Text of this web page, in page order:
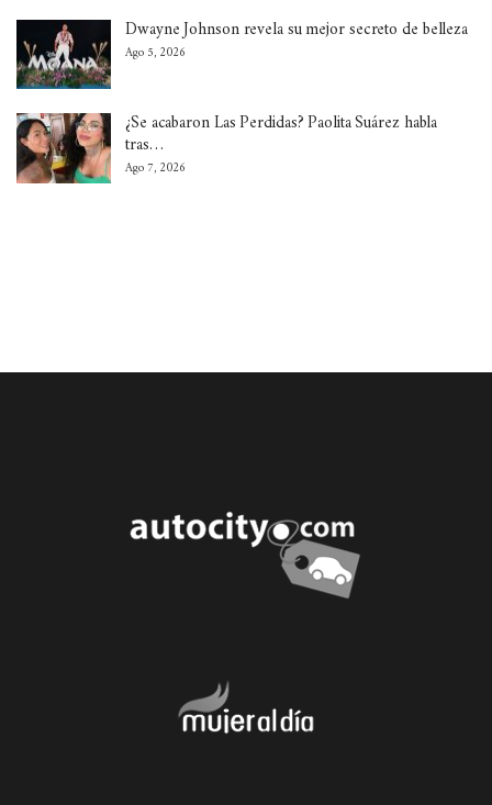
Dwayne Johnson revela su mejor secreto de belleza
Ago 5, 2026
¿Se acabaron Las Perdidas? Paolita Suárez habla
tras…
Ago 7, 2026